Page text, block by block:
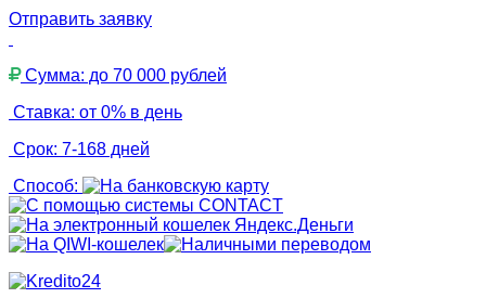
Отправить заявку
Сумма: до 70 000 рублей
Ставка: от 0% в день
Срок: 7-168 дней
Способ: